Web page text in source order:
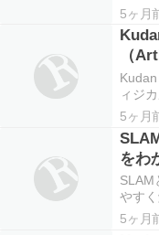
分の
す。
ロー
5ヶ月
（
ジカ
ィジ
実世
この
とし
5ヶ月
をわ
SLAM
やす
れる
5ヶ月